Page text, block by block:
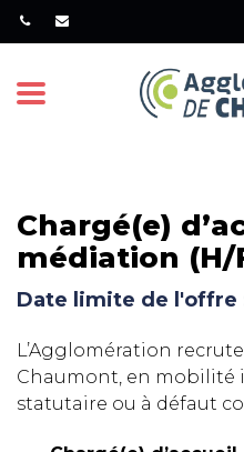
Menu
Chargé(e)
médiation (H/
Date limite de l'offre
L’Agglomération
Chaumont, en mobilité
statutaire ou à défaut